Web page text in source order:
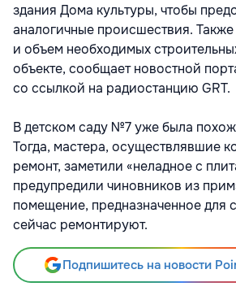
здания Дома культуры, чтобы
аналогичные происшествия.
и объем необходимых
объекте, сообщает новостной
со ссылкой на радиостанцию GRT.
В детском саду №7 уже была
Тогда, мастера, осуществлявшие
ремонт, заметили «неладное с
предупредили чиновников из
помещение, предназначенное для
сейчас ремонтируют.
Подпишитесь на новости